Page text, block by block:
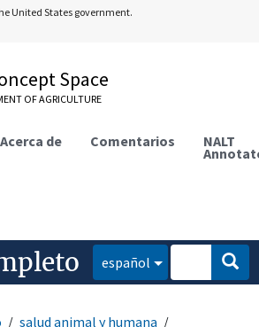
United States government.
Space
OF AGRICULTURE
Acerca de Comentarios NALT
español
salud animal y humana